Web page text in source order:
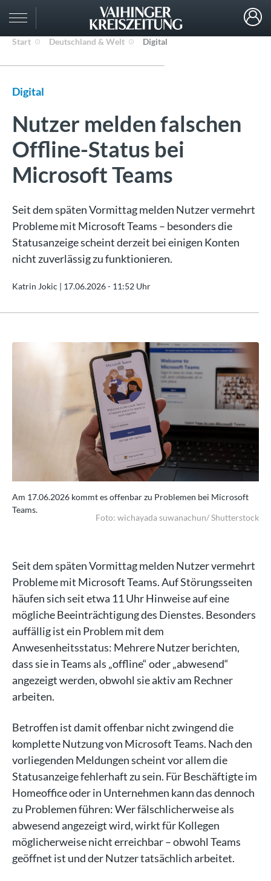
Start Deutschland & Welt Digital
Digital
Nutzer melden falschen
Offline-Status bei
Microsoft Teams
Seit dem späten Vormittag melden Nutzer vermehrt
Probleme mit Microsoft Teams – besonders die
Statusanzeige scheint derzeit bei einigen Konten
nicht zuverlässig zu funktionieren.
Katrin Jokic | 17.06.2026 - 11:52 Uhr
Am 17.06.2026 kommt es offenbar zu Problemen bei Microsoft
Teams.
Foto: wichayada suwanachun/ Shutterstock
Seit dem späten Vormittag melden Nutzer vermehrt
Probleme mit Microsoft Teams. Auf Störungsseiten
häufen sich seit etwa 11 Uhr Hinweise auf eine
mögliche Beeinträchtigung des Dienstes. Besonders
auffällig ist ein Problem mit dem
Anwesenheitsstatus: Mehrere Nutzer berichten,
dass sie in Teams als „offline“ oder „abwesend“
angezeigt werden, obwohl sie aktiv am Rechner
arbeiten.
Betroffen ist damit offenbar nicht zwingend die
komplette Nutzung von Microsoft Teams. Nach den
vorliegenden Meldungen scheint vor allem die
Statusanzeige fehlerhaft zu sein. Für Beschäftigte im
Homeoffice oder in Unternehmen kann das dennoch
zu Problemen führen: Wer fälschlicherweise als
abwesend angezeigt wird, wirkt für Kollegen
möglicherweise nicht erreichbar – obwohl Teams
geöffnet ist und der Nutzer tatsächlich arbeitet.